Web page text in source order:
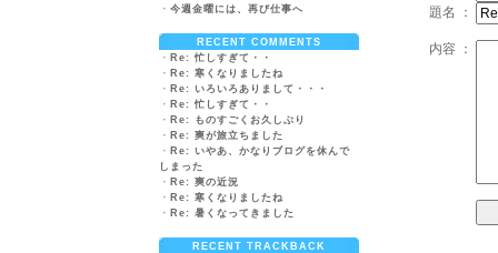
・ 今週金曜には、再び仕事へ
RECENT COMMENTS
・ Re: 忙しすぎて・・
・ Re: 寒くなりましたね
・ Re: いろいろありまして・・・
・ Re: 忙しすぎて・・
・ Re: ものすごくお久しぶり
・ Re: 爽が旅立ちました
・ Re: いやあ、かなりブログを休んで
しまった
・ Re: 爽の近況
・ Re: 寒くなりましたね
・ Re: 暑くなってきました
RECENT TRACKBACK
題名 ：
内容 ：